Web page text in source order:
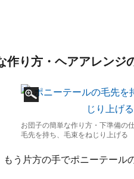
作り方・ヘアアレンジ
お団子の簡単な作り方・下準備の
毛先を持ち、毛束をねじり上げる
う片方の手でポニーテール